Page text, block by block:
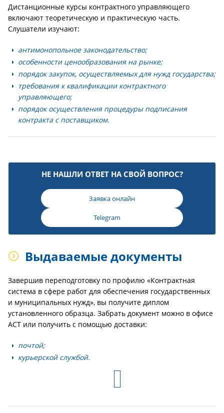
Дистанционные курсы контрактного управляющего
включают теоретическую и практическую часть.
Слушатели изучают:
антимонопольное законодательство;
особенности ценообразования на рынке;
порядок закупок, осуществляемых для нужд государства;
требования к квалификации контрактного
управляющего;
порядок осуществления процедуры подписания
контракта с поставщиком.
НЕ НАШЛИ ОТВЕТ НА СВОЙ ВОПРОС?
Заявка онлайн
Telegram
Выдаваемые документы
Завершив переподготовку по профилю «Контрактная
система в сфере работ для обеспечения государственных
и муниципальных нужд», вы получите диплом
установленного образца. Забрать документ можно в офисе
АСТ или получить с помощью доставки:
почтой;
курьерской службой.